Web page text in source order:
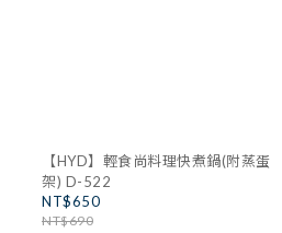
【HYD】輕食尚料理快煮鍋(附蒸蛋
架) D-522
NT$650
NT$690